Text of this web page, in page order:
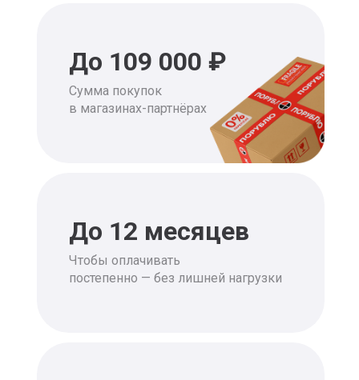
До 12 месяцев
Чтобы оплачивать
постепенно — без лишней нагрузки
До 109 000 ₽
Cумма покупок
в магазинах-партнёрах